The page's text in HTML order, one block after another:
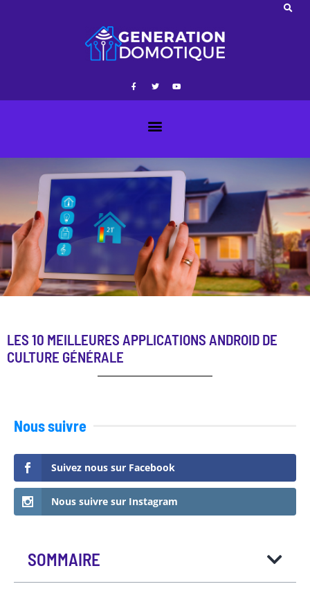
LES 10 MEILLEURES APPLICATIONS ANDROID DE
CULTURE GÉNÉRALE
Nous suivre
Suivez nous sur Facebook
Nous suivre sur Instagram
SOMMAIRE